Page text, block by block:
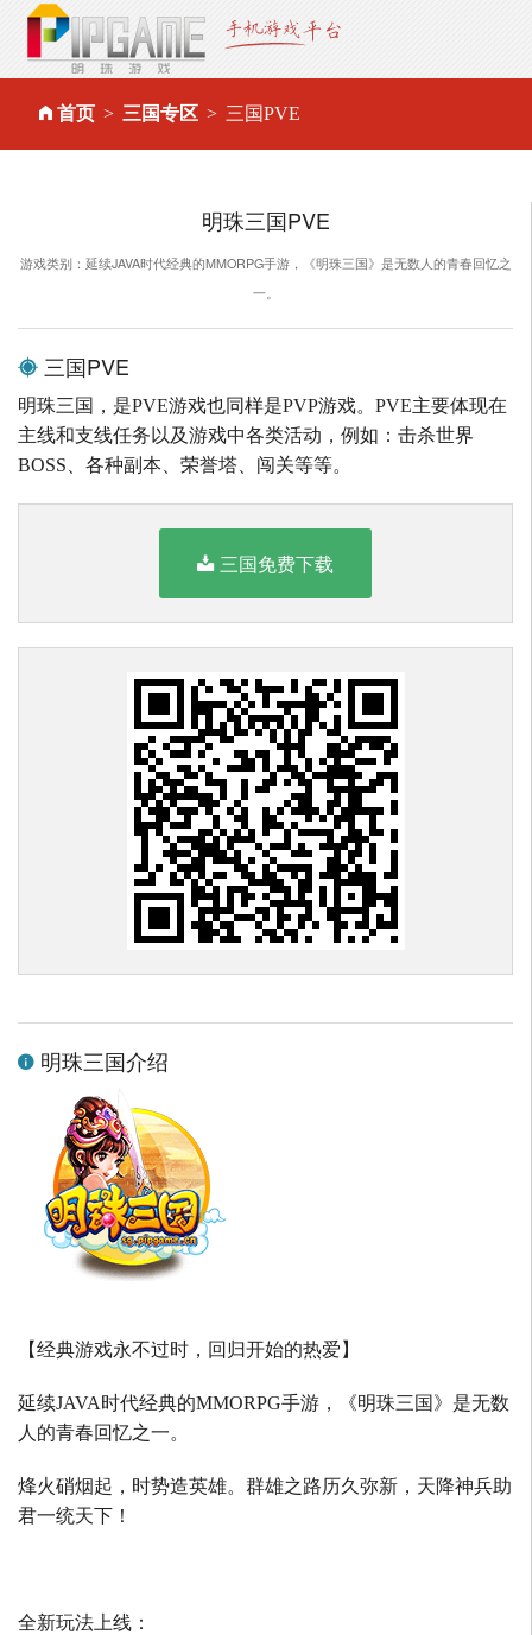
首页 三国专区 三国PVE
明珠三国PVE
游戏类别：延续JAVA时代经典的MMORPG手游，《明珠三国》是无数人的青春回忆之
一。
三国PVE
明珠三国，是PVE游戏也同样是PVP游戏。PVE主要体现在
主线和支线任务以及游戏中各类活动，例如：击杀世界
BOSS、各种副本、荣誉塔、闯关等等。
三国免费下载
明珠三国介绍
【经典游戏永不过时，回归开始的热爱】
延续JAVA时代经典的MMORPG手游，《明珠三国》是无数
人的青春回忆之一。
烽火硝烟起，时势造英雄。群雄之路历久弥新，天降神兵助
君一统天下！
全新玩法上线：